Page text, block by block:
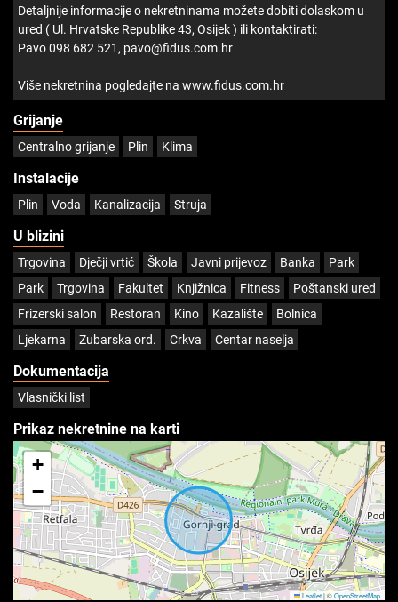
Detaljnije informacije o nekretninama možete dobiti dolaskom u
ured ( Ul. Hrvatske Republike 43, Osijek ) ili kontaktirati:
Pavo 098 682 521, pavo@fidus.com.hr
Više nekretnina pogledajte na www.fidus.com.hr
Grijanje
Centralno grijanje Plin Klima
Instalacije
Plin Voda Kanalizacija Struja
U blizini
Trgovina Dječji vrtić Škola Javni prijevoz Banka
Park
Park
Trgovina Fakultet Knjižnica Fitness
Poštanski ured
Frizerski salon
Restoran Kino Kazalište
Bolnica
Ljekarna
Zubarska ord. Crkva Centar naselja
Dokumentacija
Vlasnički list
Prikaz nekretnine na karti
+
−
Leaflet|©OpenStreetMap